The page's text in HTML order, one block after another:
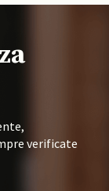
verificate